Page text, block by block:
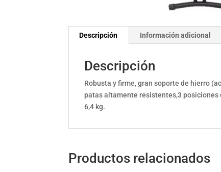
Descripción Información adicional
Descripción
Robusta y firme, gran soporte de hierro
patas altamente resistentes,3 posiciones
6,4 kg.
Productos relacionados